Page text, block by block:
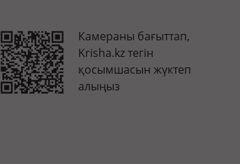
Камераны бағыттап,
Krisha.kz тегін
қосымшасын жүктеп
алыңыз